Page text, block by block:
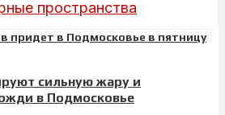
пространства
сильную жару и
в Подмосковье